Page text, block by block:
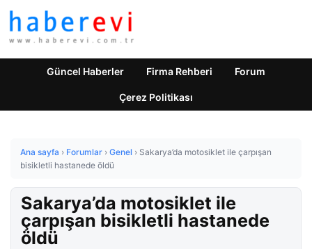
Güncel Haberler Firma Rehberi Forum
Çerez Politikası
Ana sayfa › Forumlar › Genel › Sakarya’da motosiklet ile çarpışan
bisikletli hastanede öldü
Sakarya’da motosiklet ile
çarpışan bisikletli hastanede
öldü